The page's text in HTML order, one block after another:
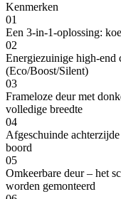
Kenmerken
01
Een 3-in-1-oplossing:
02
Energiezuinige high-end
(Eco/Boost/Silent)
03
Frameloze deur met
volledige breedte
04
Afgeschuinde
boord
05
Omkeerbare deur – het
worden gemonteerd